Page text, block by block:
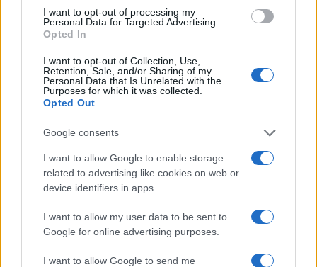
I want to opt-out of processing my
Personal Data for Targeted Advertising.
Opted In
I want to opt-out of Collection, Use,
Retention, Sale, and/or Sharing of my
Personal Data that Is Unrelated with the
Purposes for which it was collected.
Opted Out
Google consents
I want to allow Google to enable storage
related to advertising like cookies on web or
device identifiers in apps.
I want to allow my user data to be sent to
Google for online advertising purposes.
I want to allow Google to send me
La piattaforma editoriale Changes Unipol